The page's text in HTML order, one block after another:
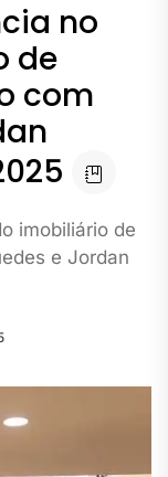
no
de
com
imobiliário de
e Jordan